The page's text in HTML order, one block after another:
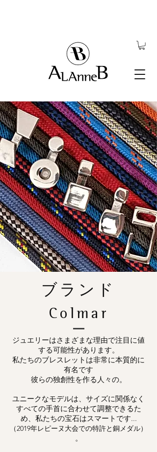
ブランド
Colmar
ジュエリーはさまざまな理由で注目に値
する可能性があります。
私たちのブレスレットは非常に本質的に
有名です
彼らの独創性を作る人々の。
ユニークなモデルは、サイズに関係なく
すべての手首に合わせて調整できるた
め、私たちの宝石はスマートです...
（2019年レピーヌ大会での特許と銅メダル）
。